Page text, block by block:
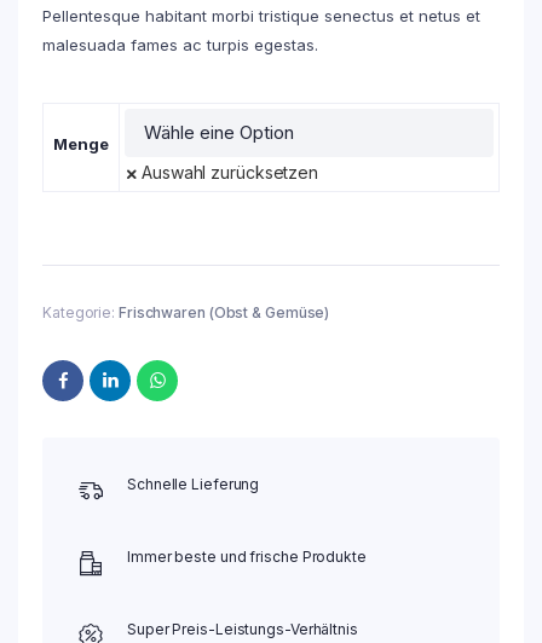
Pellentesque habitant morbi tristique senectus et netus et
malesuada fames ac turpis egestas.
Menge
Auswahl zurücksetzen
Kategorie: Frischwaren (Obst & Gemüse)
Schnelle Lieferung
Immer beste und frische Produkte
Super Preis-Leistungs-Verhältnis